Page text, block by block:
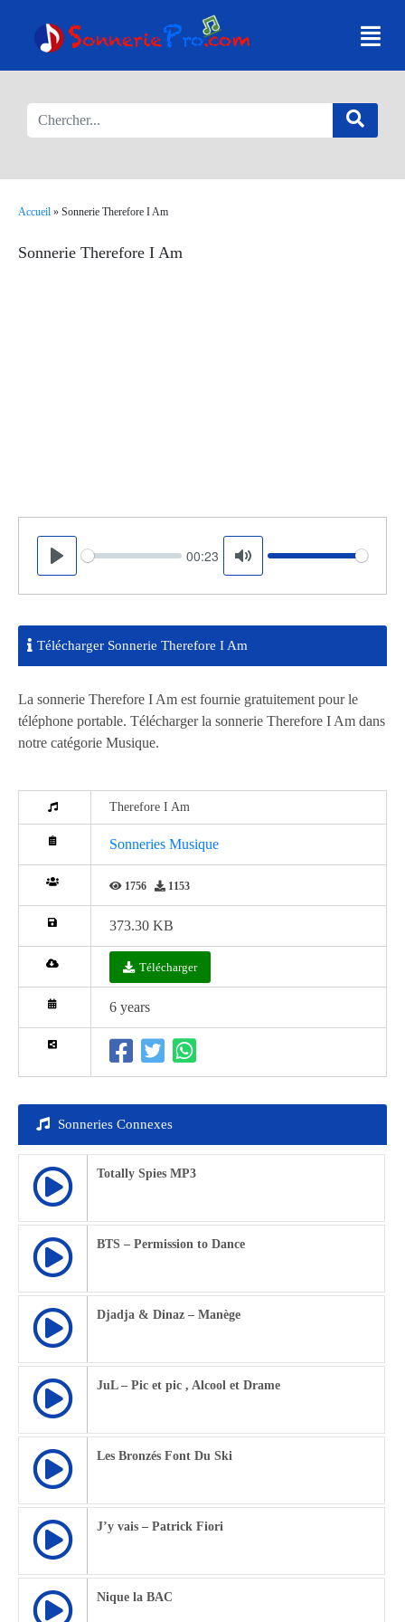
Accueil » Sonnerie Therefore I Am
Sonnerie Therefore I Am
Play
Seek 00:23
Mute
Volume
Télécharger Sonnerie Therefore I Am
La sonnerie Therefore I Am est fournie gratuitement pour le
téléphone portable. Télécharger la sonnerie Therefore I Am dans
notre catégorie Musique.
Therefore I Am
Sonneries Musique
1756 1153
373.30 KB
Télécharger
6 years
Sonneries Connexes
Totally Spies MP3
BTS – Permission to Dance
Djadja & Dinaz – Manège
JuL – Pic et pic , Alcool et Drame
Les Bronzés Font Du Ski
J’y vais – Patrick Fiori
Nique la BAC